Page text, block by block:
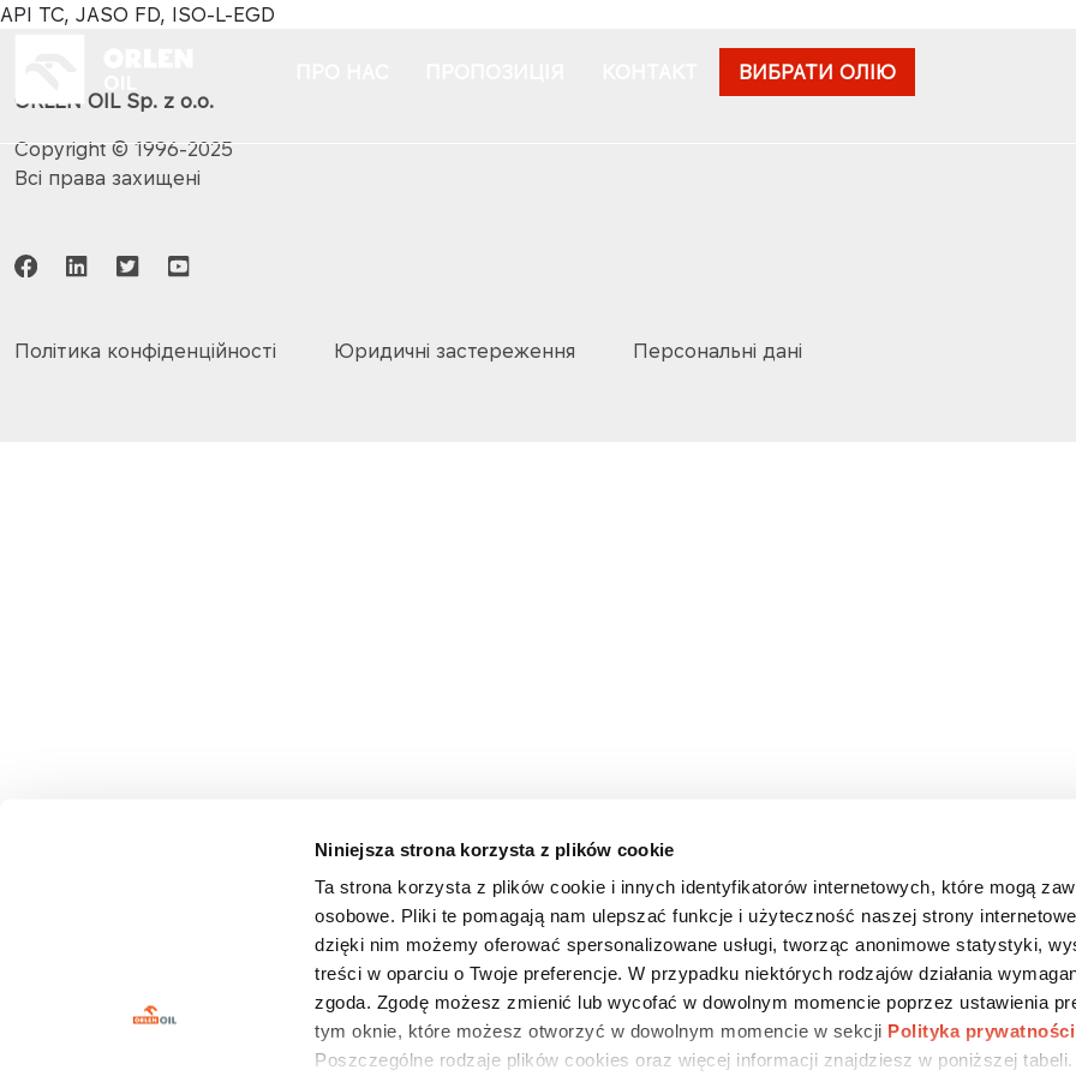
Niniejsza strona korzysta z plików cookie
Ta strona korzysta z plików cookie i innych identyfikatorów internetowych, które mogą
osobowe. Pliki te pomagają nam ulepszać funkcje i użyteczność naszej strony
dzięki nim możemy oferować spersonalizowane usługi, tworząc anonimowe statystyki,
treści w oparciu o Twoje preferencje. W przypadku niektórych rodzajów działania
zgoda. Zgodę możesz zmienić lub wycofać w dowolnym momencie poprzez ustawienia
tym oknie, które możesz otworzyć w dowolnym momencie w sekcji Polityka prywatności
Poszczególne rodzaje plików cookies oraz więcej informacji znajdziesz w poniższej
ВИБРАТИ ОЛІЮ
API TC, JASO FD, ISO-L-EGD
ORLEN OIL Sp. z o.o.
Copyright © 1996-2025
Всі права захищені
Політика конфіденційності Юридичні застереження Персональні дані